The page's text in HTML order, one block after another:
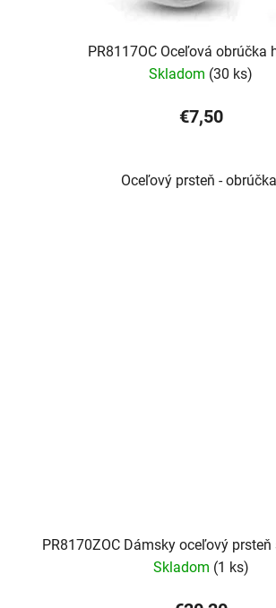
PR8117OC Oceľová obrúčka
Skladom (30 ks)
€7,50
Oceľový prsteň -
PR8170ZOC Dámsky oceľový
Skladom (1 ks)